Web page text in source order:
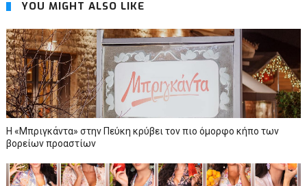
YOU MIGHT ALSO LIKE
Η «Μπριγκάντα» στην Πεύκη κρύβει τον πιο όμορφο κήπο των
βορείων προαστίων